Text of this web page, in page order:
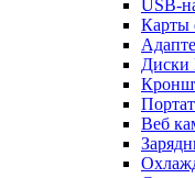
USB-
Карты
Диски
Веб